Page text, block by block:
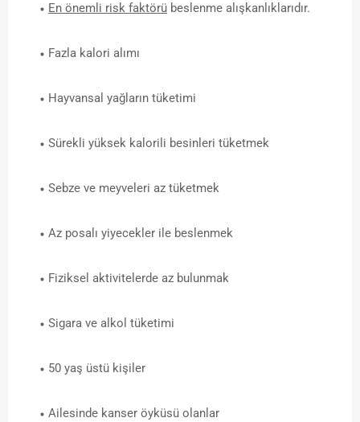
En önemli risk faktörü beslenme alışkanlıklarıdır.
Fazla kalori alımı
Hayvansal yağların tüketimi
Sürekli yüksek kalorili besinleri tüketmek
Sebze ve meyveleri az tüketmek
Az posalı yiyecekler ile beslenmek
Fiziksel aktivitelerde az bulunmak
Sigara ve alkol tüketimi
50 yaş üstü kişiler
Ailesinde kanser öyküsü olanlar